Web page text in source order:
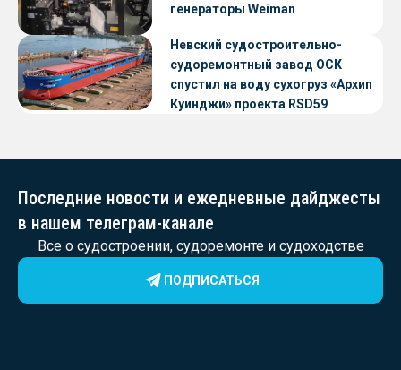
генераторы Weiman
Невский судостроительно-
судоремонтный завод ОСК
спустил на воду сухогруз «Архип
Куинджи» проекта RSD59
Последние новости и ежедневные дайджесты
в нашем телеграм-канале
Все о судостроении, судоремонте и судоходстве
ПОДПИСАТЬСЯ